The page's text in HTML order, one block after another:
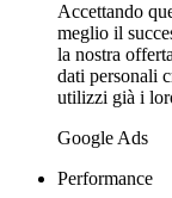
Accettando
meglio il
la nostra
dati personali
utilizzi già i
Google Ads
Performance